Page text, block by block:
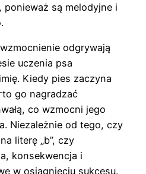
są melodyjne i
odgrywają
uczenia psa
Kiedy pies zaczyna
go nagradzać
co wzmocni jego
Niezależnie od tego, czy
literę „b”, czy
konsekwencja i
w osiągnięciu sukcesu.